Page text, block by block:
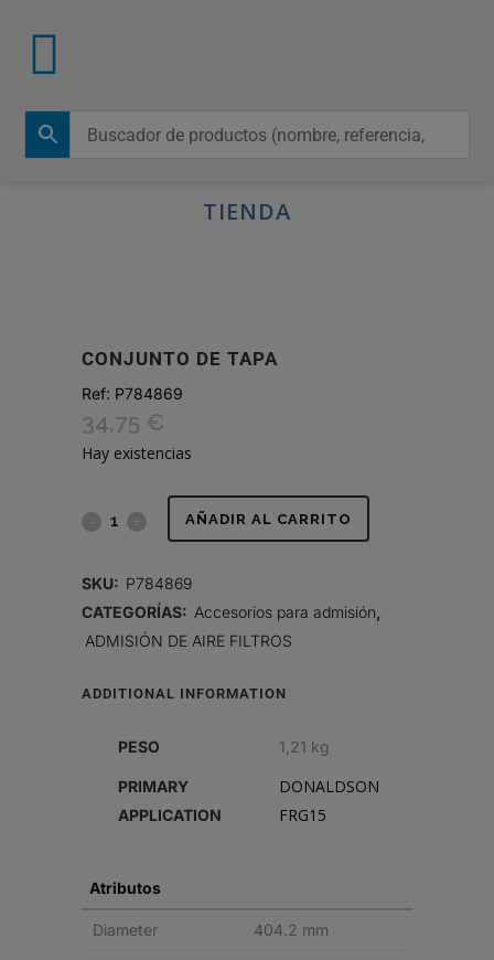
TIENDA
CONJUNTO DE TAPA
Ref: P784869
34,75 €
Hay existencias
CONJUNTO
quantity
AÑADIR AL CARRITO
SKU: P784869
CATEGORÍAS: Accesorios para admisión
ADMISIÓN DE AIRE FILTROS
ADDITIONAL INFORMATION
PESO 1,21 kg
PRIMARY
APPLICATION
DONALDSON
FRG15
Atributos
Diameter 404.2 mm